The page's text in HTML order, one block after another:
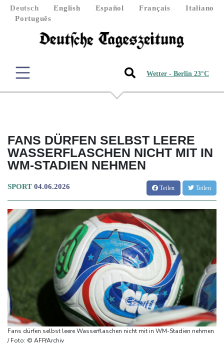
Deutsch English Español Français
Italiano
Português
Wetter - Berlin 23°C
FANS DÜRFEN SELBST LEERE
WASSERFLASCHEN NICHT MIT IN
WM-STADIEN NEHMEN
SPORT 04.06.2026 Teilen Teilen
Fans dürfen selbst leere Wasserflaschen nicht mit in WM-Stadien nehmen
/ Foto: © AFP/Archiv